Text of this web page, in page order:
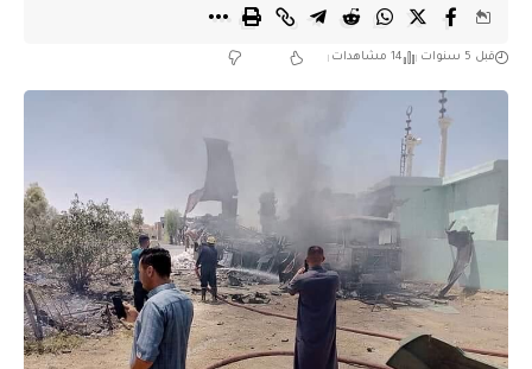
قبل 5 سنوات 14 مشاهدات